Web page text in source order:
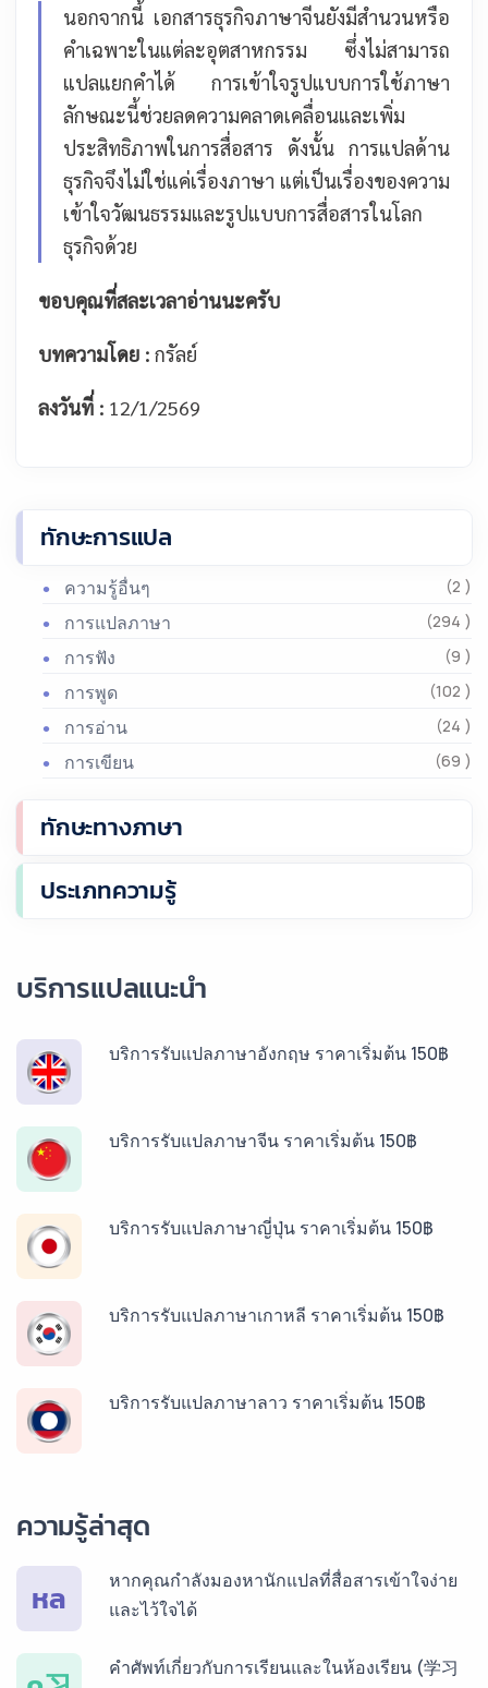
นอกจากนี้ เอกสารธุรกิจภาษาจีนยังมีสำนวนหรือ
คำเฉพาะในแต่ละอุตสาหกรรม ซึ่งไม่สามารถ
แปลแยกคำได้ การเข้าใจรูปแบบการใช้ภาษา
ลักษณะนี้ช่วยลดความคลาดเคลื่อนและเพิ่ม
ประสิทธิภาพในการสื่อสาร ดังนั้น การแปลด้าน
ธุรกิจจึงไม่ใช่แค่เรื่องภาษา แต่เป็นเรื่องของความ
เข้าใจวัฒนธรรมและรูปแบบการสื่อสารในโลก
ธุรกิจด้วย
ขอบคุณที่สละเวลาอ่านนะครับ
บทความโดย : กรัลย์
ลงวันที่ : 12/1/2569
ทักษะการแปล
ความรู้อื่นๆ (2 )
การแปลภาษา (294 )
การฟัง (9 )
การพูด (102 )
การอ่าน (24 )
การเขียน (69 )
ทักษะทางภาษา
ประเภทความรู้
บริการแปลแนะนำ
บริการรับแปลภาษาอังกฤษ ราคาเริ่มต้น 150฿
บริการรับแปลภาษาจีน ราคาเริ่มต้น 150฿
บริการรับแปลภาษาญี่ปุ่น ราคาเริ่มต้น 150฿
บริการรับแปลภาษาเกาหลี ราคาเริ่มต้น 150฿
บริการรับแปลภาษาลาว ราคาเริ่มต้น 150฿
บริการรับแปลภาษากัมพูชา ราคาเริ่มต้น 150฿
บริการรับแปลภาษาเวียดนาม ราคาเริ่มต้น 150฿
ความรู้ล่าสุด
หล
หากคุณกำลังมองหานักแปลที่สื่อสารเข้าใจง่าย
และไว้ใจได้
คำศัพท์เกี่ยวกับการเรียนและในห้องเรียน (学习